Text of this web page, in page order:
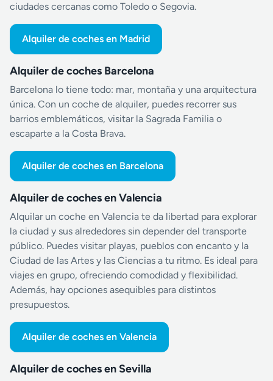
ciudades cercanas como Toledo o Segovia.
Alquiler de coches en Madrid
Alquiler de coches Barcelona
Barcelona lo tiene todo: mar, montaña y una arquitectura
única. Con un coche de alquiler, puedes recorrer sus
barrios emblemáticos, visitar la Sagrada Familia o
escaparte a la Costa Brava.
Alquiler de coches en Barcelona
Alquiler de coches en Valencia
Alquilar un coche en Valencia te da libertad para explorar
la ciudad y sus alrededores sin depender del transporte
público. Puedes visitar playas, pueblos con encanto y la
Ciudad de las Artes y las Ciencias a tu ritmo. Es ideal para
viajes en grupo, ofreciendo comodidad y flexibilidad.
Además, hay opciones asequibles para distintos
presupuestos.
Alquiler de coches en Valencia
Alquiler de coches en Sevilla